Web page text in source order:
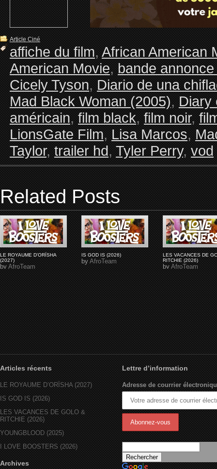
Article Ciné
affiche du film,African American
American Movie,bande
Cicely Tyson,Diario de una
Mad Black Woman (2005),Diary
américain,film black,film noir,
LionsGate Film,Lisa Marcos,
Taylor,trailer hd,Tyler Perry,vod
Related Posts
LE ROYAUME D'ORÏSHA
(2027)
byAfroTeam
IS GOD IS (2026)
byAfroTeam
LES VACANCES DE
RITCHIE (2026)
byAfroTeam
Articles récents
LE ROYAUME D’ORÏSHA (2027)
IS GOD IS (2026)
LES VACANCES DE GOLO &
RITCHIE (2026)
YOUNGBLOOD (2025)
I LOVE BOOSTERS (2026)
Archives
Lettre d’information
Adresse de courrier